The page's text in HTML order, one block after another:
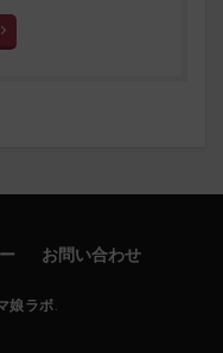
お問い合わせ
娘ラボ.